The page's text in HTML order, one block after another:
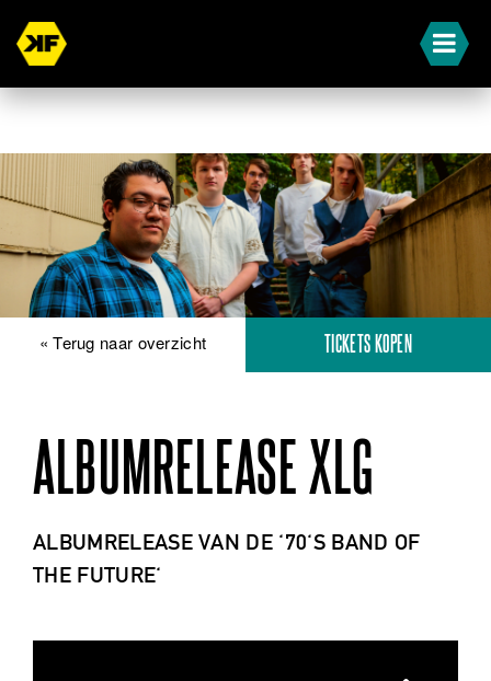
« Terug naar overzicht TICKETS KOPEN
ALBUMRELEASE XLG
ALBUMRELEASE VAN DE '70'S BAND OF
THE FUTURE'